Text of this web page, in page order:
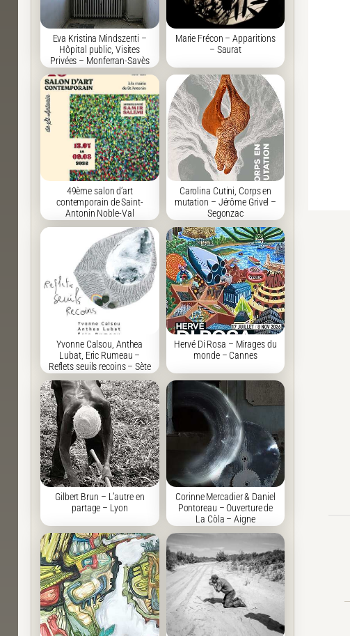
Eva Kristina Mindszenti –
Hôpital public, Visites
Privées – Monferran-Savès
Marie Frécon – Apparitions
– Saurat
49ème salon d’art
contemporain de Saint-
Antonin Noble-Val
Carolina Cutini, Corps en
mutation – Jérôme Grivel –
Segonzac
Yvonne Calsou, Anthea
Lubat, Eric Rumeau –
Reflets seuils recoins – Sète
Hervé Di Rosa – Mirages du
monde – Cannes
Gilbert Brun – L’autre en
partage – Lyon
Corinne Mercadier & Daniel
Pontoreau – Ouverture de
La Còla – Aigne